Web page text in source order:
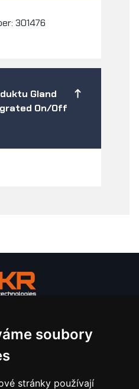
soubory
stránky používají
301476
Gland
On/Off
lisy